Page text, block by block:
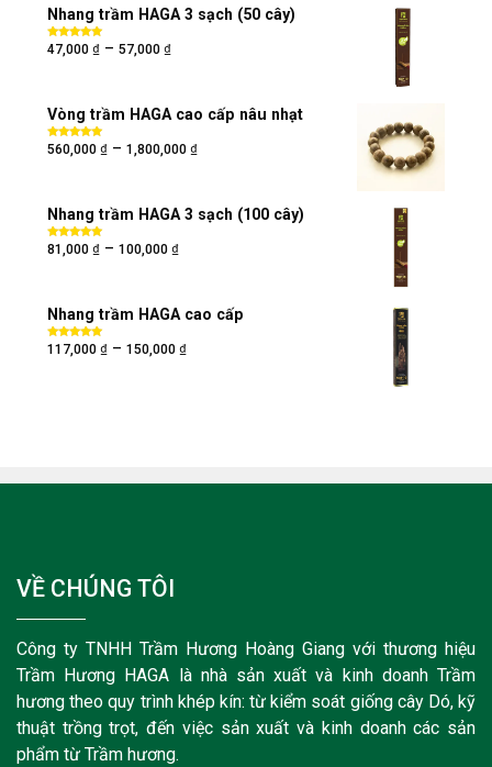
Nhang trầm HAGA 3 sạch (50 cây)
Được xếp
hạng 5.005
47,000 ₫ – 57,000 ₫
Vòng trầm HAGA cao cấp nâu nhạt
Được xếp
hạng5.005
560,000 ₫ – 1,800,000 ₫
Nhang trầm HAGA 3 sạch (100 cây)
Được xếp
hạng 5.005
81,000 ₫ – 100,000 ₫
Nhang trầm HAGA cao cấp
Được xếp
hạng5.005
117,000 ₫ – 150,000 ₫
VỀ CHÚNG TÔI
Công ty TNHH Trầm Hương Hoàng Giang với thương hiệu
Trầm Hương HAGA là nhà sản xuất và kinh doanh Trầm
hương theo quy trình khép kín: từ kiểm soát giống cây Dó, kỹ
thuật trồng trọt, đến việc sản xuất và kinh doanh các sản
phẩm từ Trầm hương.